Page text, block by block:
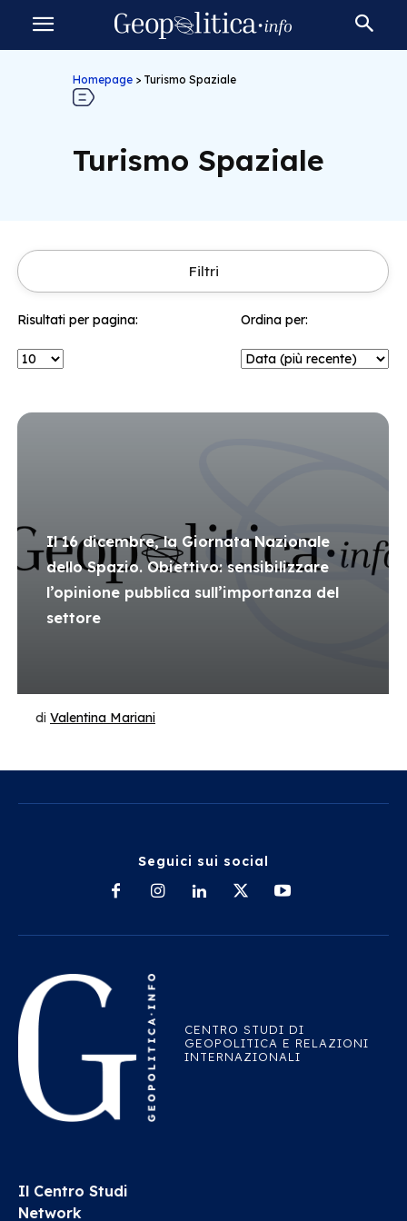
Homepage > Turismo Spaziale
Turismo Spaziale
Filtri
Risultati per pagina: Ordina per:
Il 16 dicembre, la Giornata Nazionale
dello Spazio. Obiettivo: sensibilizzare
l’opinione pubblica sull’importanza del
settore
di Valentina Mariani
Seguici sui social
CENTRO STUDI DI
GEOPOLITICA E RELAZIONI
INTERNAZIONALI
Il Centro Studi
Network